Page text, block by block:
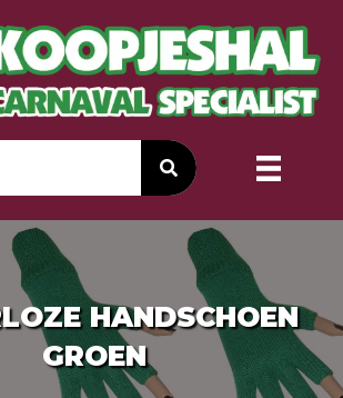
HANDSCHOEN
GROEN